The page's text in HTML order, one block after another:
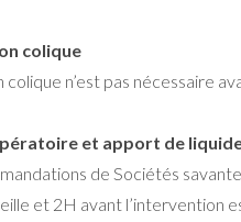
colique
n’est pas nécessaire
et apport de
de Sociétés
et 2H avant l’intervention